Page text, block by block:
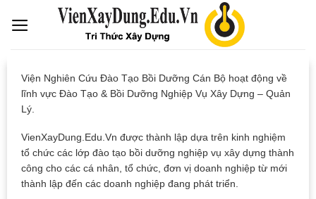
Viện Nghiên Cứu Đào Tạo Bồi Dưỡng Cán Bộ hoạt động về
lĩnh vực Đào Tạo & Bồi Dưỡng Nghiệp Vụ Xây Dựng – Quản
Lý.
VienXayDung.Edu.Vn được thành lập dựa trên kinh nghiệm
tổ chức các lớp đào tạo bồi dưỡng nghiệp vụ xây dựng thành
công cho các cá nhân, tổ chức, đơn vị doanh nghiệp từ mới
thành lập đến các doanh nghiệp đang phát triển.